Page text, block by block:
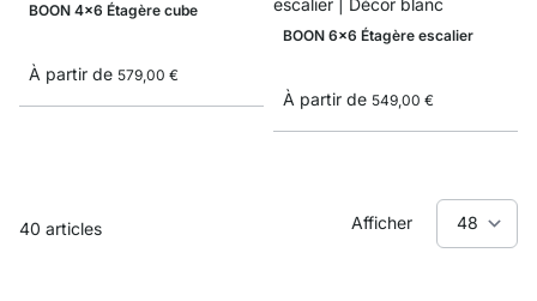
BOON 4x6 Étagère cube
À partir de 579,00 €
BOON 6x6 Étagère escalier
À partir de 549,00 €
40 articles Afficher